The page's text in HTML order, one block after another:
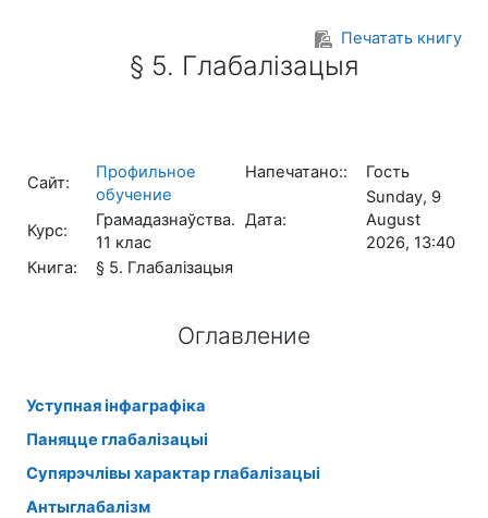
Печатать книгу
§ 5. Глабалізацыя
Сайт:
Профильное
обучение
Курс:
Грамадазнаўства.
11 клас
Книга:
§ 5. Глабалізацыя
Напечатано:: Гость
Дата:
Sunday, 9
August
2026, 13:40
Оглавление
Уступная інфаграфіка
Паняцце глабалізацыі
Супярэчлівы характар глабалізацыі
Антыглабалізм